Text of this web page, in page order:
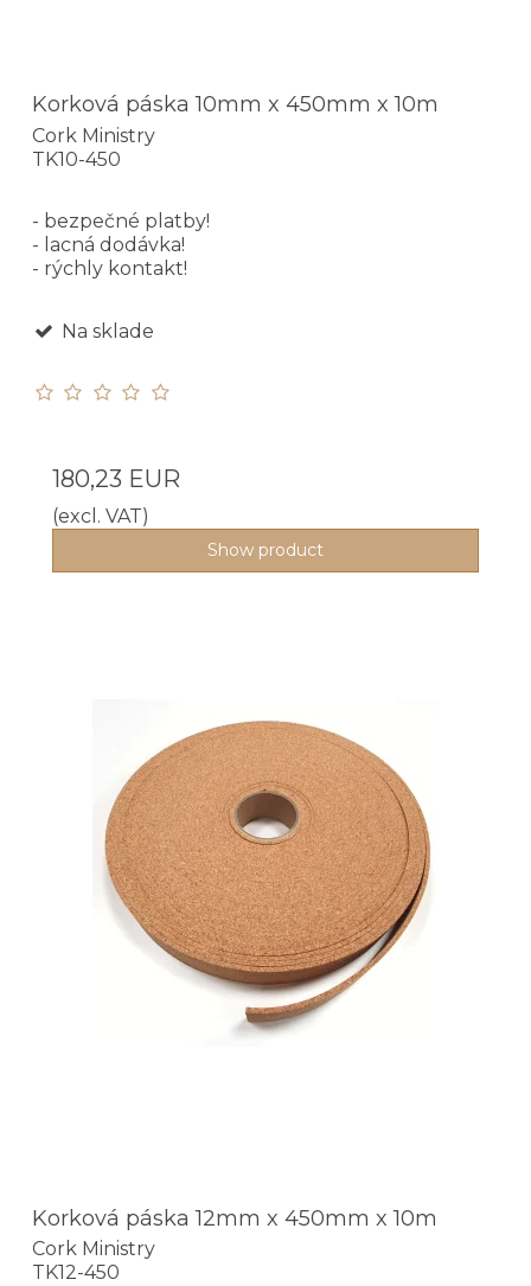
Korková páska 10mm x 450mm x 10m
Cork Ministry
TK10-450
- bezpečné platby!
- lacná dodávka!
- rýchly kontakt!
Na sklade
180,23 EUR
(excl. VAT)
Show product
Korková páska 12mm x 450mm x 10m
Cork Ministry
TK12-450